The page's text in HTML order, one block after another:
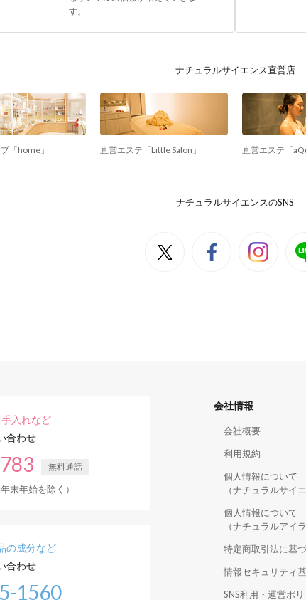
す。
ナチュラルサイエンス直営店
「home」 直営エステ「Little Salon」 直営エステ「
ナチュラルサイエンスのSNS
入れなど
合わせ
無料通話
末年始を除く）
の成分など
合わせ
1560
会社情報
会社概要
利用規約
個人情報について
（ナチュラルサイ
個人情報について
（ナチュラルアイ
特定商取引法に基
情報セキュリティ
SNS利用・運営ポ